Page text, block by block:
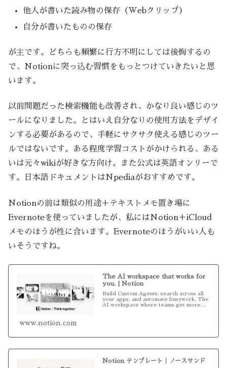
他人が書いた読み物の保存（Webクリップ）
自分が書いたものの保存
が主です。どちらも頻繁に行方不明にしては後悔するの
で、Notionに突っ込む習慣をもっとつけていきたいと思
います。
以前問題だった検索機能も改善され、かなり良い感じのツ
ールになりました。とはいえ自分なりの使用方法をデザイ
ンする必要があるので、手軽にサクサク使える感じのツー
ルではないです。ある程度学習コストがかけられる、ある
いは元々wikiが好きな方向け。また公式は英語オンリーで
す。日本語ドキュメントはNpediaがおすすめです。
Notionの前は類似の用途＋テキストメモ置き場に
Evernoteを使っていましたが、私にはNotion＋iCloud
メモのほうが性に合います。Evernoteのほうがいい人も
いそうですね。
The AI workspace that works for
you. | Notion
Build Custom Agents, search across all
your apps, and automate busywork. The
AI workspace where teams get more
www.notion.com
Notion テンプレート｜ノースサンド